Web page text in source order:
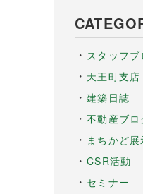
スタッフブ
天王町支店
建築日誌
不動産ブロ
まちかど
CSR活動
セミナー